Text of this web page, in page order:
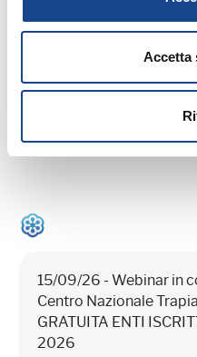
Accetta
Prossimi
15/09/26 - Webinar in
Centro Nazionale
GRATUITA ENTI
2026